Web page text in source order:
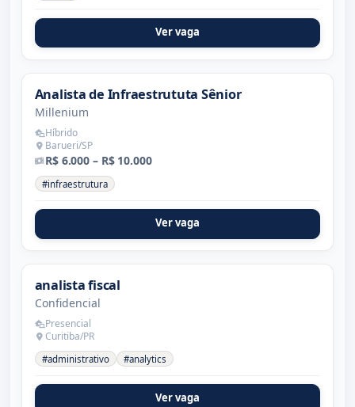
Ver vaga
Analista de Infraestrututa Sênior
Millenium
Híbrido
Barueri/SP
R$ 6.000 – R$ 10.000
#infraestrutura
Ver vaga
analista fiscal
Confidencial
Presencial
Curitiba/PR
#administrativo #analytics
Ver vaga